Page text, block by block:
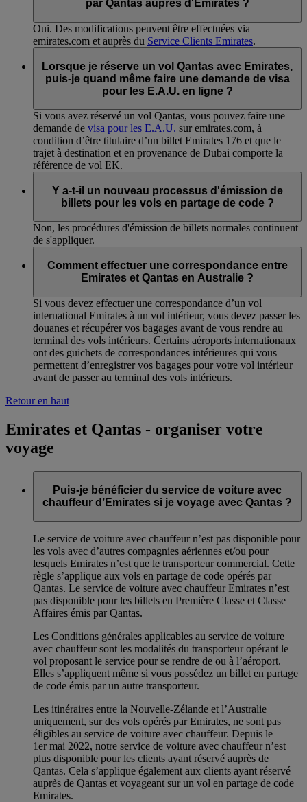
par Qantas auprès d'Emirates ?
Oui. Des modifications peuvent être effectuées via
emirates.com et auprès du Service Clients Emirates.
Lorsque je réserve un vol Qantas avec Emirates,
puis-je quand même faire une demande de visa
pour les E.A.U. en ligne ?
Si vous avez réservé un vol Qantas, vous pouvez faire une
demande de visa pour les E.A.U. sur emirates.com, à
condition d’être titulaire d’un billet Emirates 176 et que le
trajet à destination et en provenance de Dubai comporte la
référence de vol EK.
Y a-t-il un nouveau processus d'émission de
billets pour les vols en partage de code ?
Non, les procédures d'émission de billets normales continuent
de s'appliquer.
Comment effectuer une correspondance entre
Emirates et Qantas en Australie ?
Si vous devez effectuer une correspondance d’un vol
international Emirates à un vol intérieur, vous devez passer les
douanes et récupérer vos bagages avant de vous rendre au
terminal des vols intérieurs. Certains aéroports internationaux
ont des guichets de correspondances intérieures qui vous
permettent d’enregistrer vos bagages pour votre vol intérieur
avant de passer au terminal des vols intérieurs.
Retour en haut
Emirates et Qantas - organiser votre
voyage
Puis-je bénéficier du service de voiture avec
chauffeur d’Emirates si je voyage avec Qantas ?
Le service de voiture avec chauffeur n’est pas disponible pour
les vols avec d’autres compagnies aériennes et/ou pour
lesquels Emirates n’est que le transporteur commercial. Cette
règle s’applique aux vols en partage de code opérés par
Qantas. Le service de voiture avec chauffeur Emirates n’est
pas disponible pour les billets en Première Classe et Classe
Affaires émis par Qantas.
Les Conditions générales applicables au service de voiture
avec chauffeur sont les modalités du transporteur opérant le
vol proposant le service pour se rendre de ou à l’aéroport.
Elles s’appliquent même si vous possédez un billet en partage
de code émis par un autre transporteur.
Les itinéraires entre la Nouvelle-Zélande et l’Australie
uniquement, sur des vols opérés par Emirates, ne sont pas
éligibles au service de voiture avec chauffeur. Depuis le
1er mai 2022, notre service de voiture avec chauffeur n’est
plus disponible pour les clients ayant réservé auprès de
Qantas. Cela s’applique également aux clients ayant réservé
auprès de Qantas et voyageant sur un vol en partage de code
Emirates.